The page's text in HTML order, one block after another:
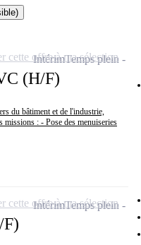
(H/F)
du bâtiment et de l'industrie,
: - Pose des menuiseries
IntérimTemps plein
cette offre à ma sélection
IntérimTemps plein
cette offre à ma sélection